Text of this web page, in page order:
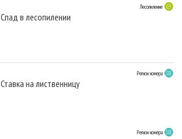
Лесопиление
Спад в лесопилении
Регион номера
Ставка на лиственницу
Регион номера